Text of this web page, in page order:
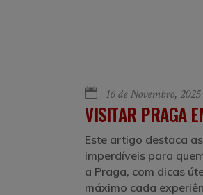
16 de Novembro, 2025
VISITAR PRAGA
Este artigo destaca
imperdíveis para
a Praga, com dicas
máximo cada